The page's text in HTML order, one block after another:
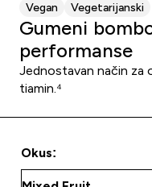
Vegan Vegetarijanski
Gumeni
performanse
Jednostavan način za
tiamin.⁴
Okus: